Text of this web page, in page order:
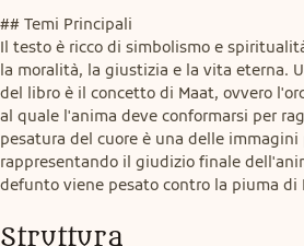
## Temi Principali
Il testo è ricco di simbolismo e
la moralità, la giustizia e la vita eterna.
del libro è il concetto di Maat, ovvero
al quale l'anima deve conformarsi per
pesatura del cuore è una delle immagini
rappresentando il giudizio finale
defunto viene pesato contro la piuma di
Struttura